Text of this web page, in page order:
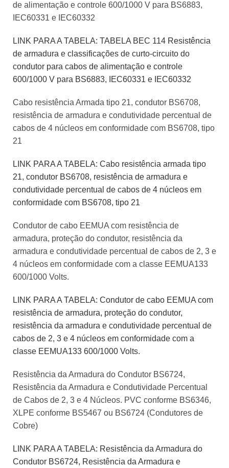
de alimentação e controle 600/1000 V para BS6883,
IEC60331 e IEC60332
LINK PARA A TABELA: TABELA BEC 114 Resistência
de armadura e classificações de curto-circuito do
condutor para cabos de alimentação e controle
600/1000 V para BS6883, IEC60331 e IEC60332
Cabo resistência Armada tipo 21, condutor BS6708,
resistência de armadura e condutividade percentual de
cabos de 4 núcleos em conformidade com BS6708, tipo
21
LINK PARA A TABELA: Cabo resistência armada tipo
21, condutor BS6708, resistência de armadura e
condutividade percentual de cabos de 4 núcleos em
conformidade com BS6708, tipo 21
Condutor de cabo EEMUA com resistência de
armadura, proteção do condutor, resistência da
armadura e condutividade percentual de cabos de 2, 3 e
4 núcleos em conformidade com a classe EEMUA133
600/1000 Volts.
LINK PARA A TABELA: Condutor de cabo EEMUA com
resistência de armadura, proteção do condutor,
resistência da armadura e condutividade percentual de
cabos de 2, 3 e 4 núcleos em conformidade com a
classe EEMUA133 600/1000 Volts.
Resistência da Armadura do Condutor BS6724,
Resistência da Armadura e Condutividade Percentual
de Cabos de 2, 3 e 4 Núcleos. PVC conforme BS6346,
XLPE conforme BS5467 ou BS6724 (Condutores de
Cobre)
LINK PARA A TABELA: Resistência da Armadura do
Condutor BS6724, Resistência da Armadura e